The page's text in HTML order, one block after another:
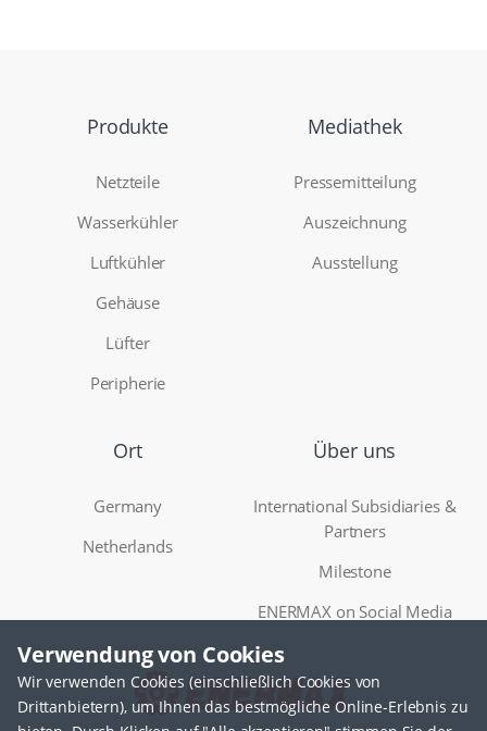
Verwendung von Cookies
Wir verwenden Cookies (einschließlich Cookies von
Drittanbietern), um Ihnen das bestmögliche Online-Erlebnis zu
Produkte
Netzteile
Wasserkühler
Luftkühler
Gehäuse
Lüfter
Peripherie
Mediathek
Pressemitteilung
Auszeichnung
Ausstellung
Ort
Germany
Netherlands
Über uns
International Subsidiaries &
Partners
Milestone
ENERMAX on Social Media